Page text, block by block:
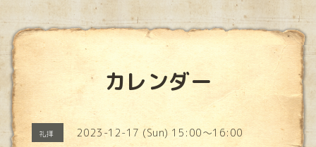
カレンダー
礼拝 2023-12-17 (Sun) 15:00～16:00